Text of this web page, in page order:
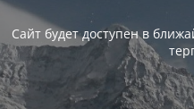
Сайт будет доступен в